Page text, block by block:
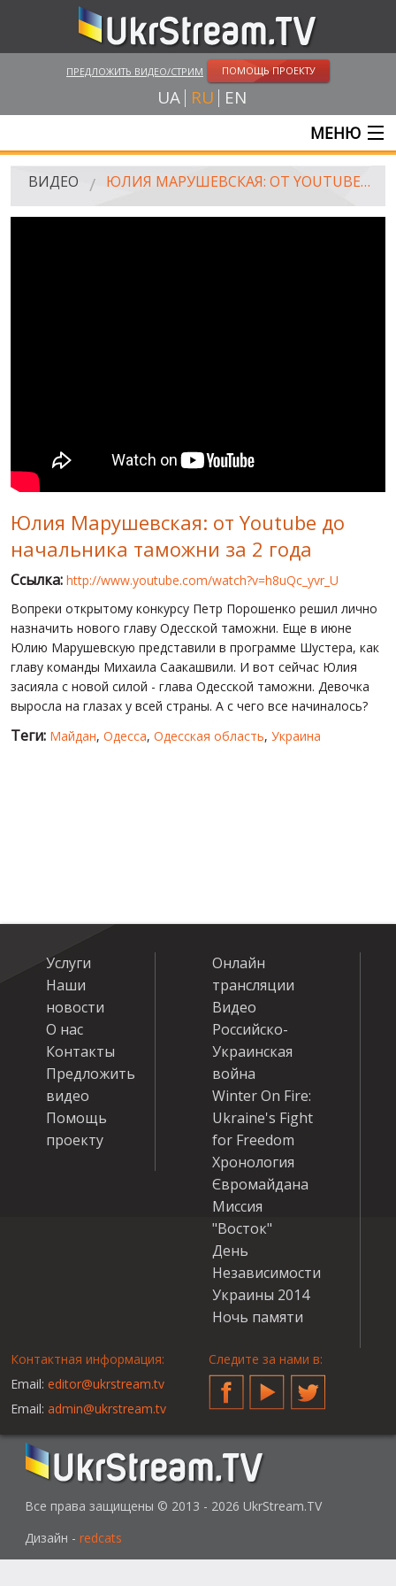
ПРЕДЛОЖИТЬ ВИДЕО/СТРИМ ПОМОЩЬ ПРОЕКТУ
UA RU EN
МЕНЮ
ГЛАВНАЯ
ПУБЛИЧНЫЕ ЛЮДИ
РОССИЙСКО-УКРАИНСКАЯ ВОЙНА
WINTER ON FIRE: UKRAINE'S FIGHT FOR FREEDOM
ХРОНОЛОГИЯ ЄВРОМАЙДАНА
ВИДЕО ЮЛИЯ МАРУШЕВСКАЯ: ОТ YOUTUBE ДО НАЧАЛЬНИКА ТАМОЖНИ ЗА 2 ГОДА
Юлия Марушевская: от Youtube до
начальника таможни за 2 года
Ссылка: http://www.youtube.com/watch?v=h8uQc_yvr_U
Вопреки открытому конкурсу Петр Порошенко решил лично
назначить нового главу Одесской таможни. Еще в июне
Юлию Марушевскую представили в программе Шустера, как
главу команды Михаила Саакашвили. И вот сейчас Юлия
засияла с новой силой - глава Одесской таможни. Девочка
выросла на глазах у всей страны. А с чего все начиналось?
Теги: Майдан, Одесса, Одесская область, Украина
Услуги
Наши
новости
О нас
Контакты
Предложить
видео
Помощь
проекту
Онлайн
трансляции
Видео
Российско-
Украинская
война
Winter On Fire:
Ukraine's Fight
for Freedom
Хронология
Євромайдана
Миссия
"Восток"
День
Независимости
Украины 2014
Ночь памяти
Контактная информация:
Email: editor@ukrstream.tv
Email: admin@ukrstream.tv
Следите за нами в:
FacebookYouTubeTwitter
Все права защищены © 2013 - 2026 UkrStream.TV
Дизайн - redcats